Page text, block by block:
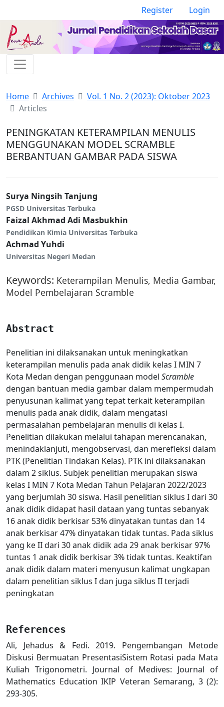
Register Login
Home Archives
Vol. 1 No. 2 (2023): Oktober 2023
Articles
PENINGKATAN KETERAMPILAN MENULIS
MENGGUNAKAN MODEL SCRAMBLE
BERBANTUAN GAMBAR PADA SISWA
Surya Ningsih Tanjung
PGSD Universitas Terbuka
Faizal Akhmad Adi Masbukhin
Pendidikan Kimia Universitas Terbuka
Achmad Yuhdi
Universitas Negeri Medan
Keywords: Keterampilan Menulis, Media Gambar,
Model Pembelajaran Scramble
Abstract
Penelitian ini dilaksanakan untuk meningkatkan
keterampilan menulis pada anak didik kelas I MIN 7
Kota Medan dengan penggunaan model Scramble
dengan bantuan media gambar dalam mempermudah
penyusunan kalimat yang tepat terkait keterampilan
menulis pada anak didik, dalam mengatasi
permasalahan pembelajaran menulis di kelas I.
Penelitian dilakukan melalui tahapan merencanakan,
menindaklanjuti, mengobservasi, dan merefleksi dalam
PTK (Penelitian Tindakan Kelas). PTK ini dilaksanakan
dalam 2 siklus. Subjek penelitian merupakan siswa
kelas I MIN 7 Kota Medan Tahun Pelajaran 2022/2023
yang berjumlah 30 siswa. Hasil penelitian siklus I dari 30
anak didik didapat hasil dataan yang tuntas sebanyak
16 anak didik berkisar 53% dinyatakan tuntas dan 14
anak berkisar 47% dinyatakan tidak tuntas. Pada siklus
yang ke II dari 30 anak didik ada 29 anak berkisar 97%
tuntas 1 anak didik berkisar 3% tidak tuntas. Keaktifan
anak didik dalam materi menyusun kalimat ungkapan
dalam penelitian siklus I dan juga siklus II terjadi
peningkatan
References
Ali, Jehadus & Fedi. 2019. Pengembangan Metode
Diskusi Bermuatan PresentasiSistem Rotasi pada Mata
Kuliah Trigonometri. Journal of Medives: Journal of
Mathematics Education IKIP Veteran Semarang, 3 (2):
293-305.